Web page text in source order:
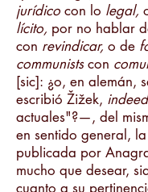
jurídico con lo legal,
lícito, por no hablar
con revindicar, o de
communistscon
[sic]: ¿o, en alemán,
escribió Žižek, indeed
actuales"?—, del
en sentido general,
publicada por
mucho que desear,
cuanto a su